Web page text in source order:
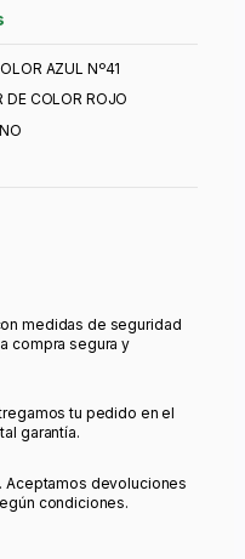
AZUL Nº41
DE COLOR ROJO
medidas de seguridad
compra segura y
tu pedido en el
garantía.
Aceptamos devoluciones
condiciones.